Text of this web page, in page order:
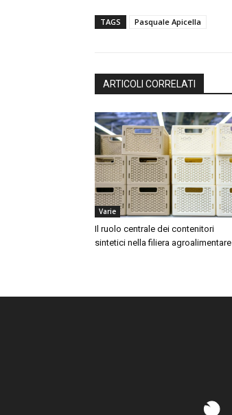
TAGS Pasquale Apicella
ARTICOLI CORRELATI
Varie
Il ruolo centrale dei contenitori
sintetici nella filiera agroalimentare